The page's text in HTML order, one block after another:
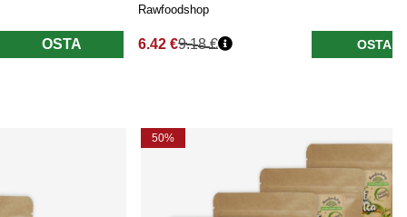
OSTA
Rawfoodshop
6.42 €
Normaali hinta
9.18 € OSTA
50%